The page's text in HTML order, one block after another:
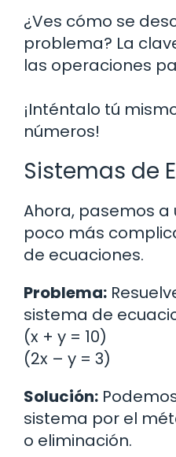
¿Ves cómo se
problema? La
las operaciones
¡Inténtalo tú
números!
Sistemas de
Ahora, pasemos
poco más
de ecuaciones.
Problema:
sistema de
(x + y = 10)
(2x – y = 3)
Solución:
sistema por el
o eliminación.